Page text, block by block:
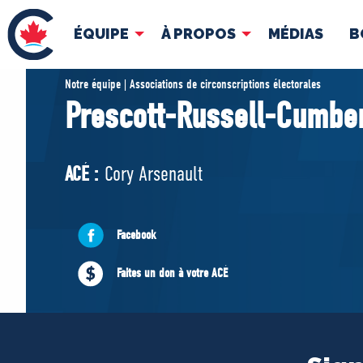
ÉQUIPE À PROPOS MÉDIAS
ÉQUIPE
Pierre Poilievre
Cabinet fantôme
ACÉ
À
Notre équipe | Associations de circonscriptions électorales
Prescott-Russell-
ACÉ : Cory Arsenault
Facebook
Faites un don à votre ACÉ